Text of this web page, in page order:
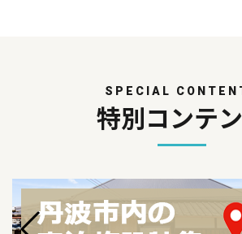
SPECIAL
特別コンテ